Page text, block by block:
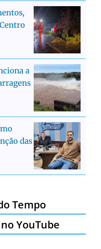
a
das
Tempo
YouTube